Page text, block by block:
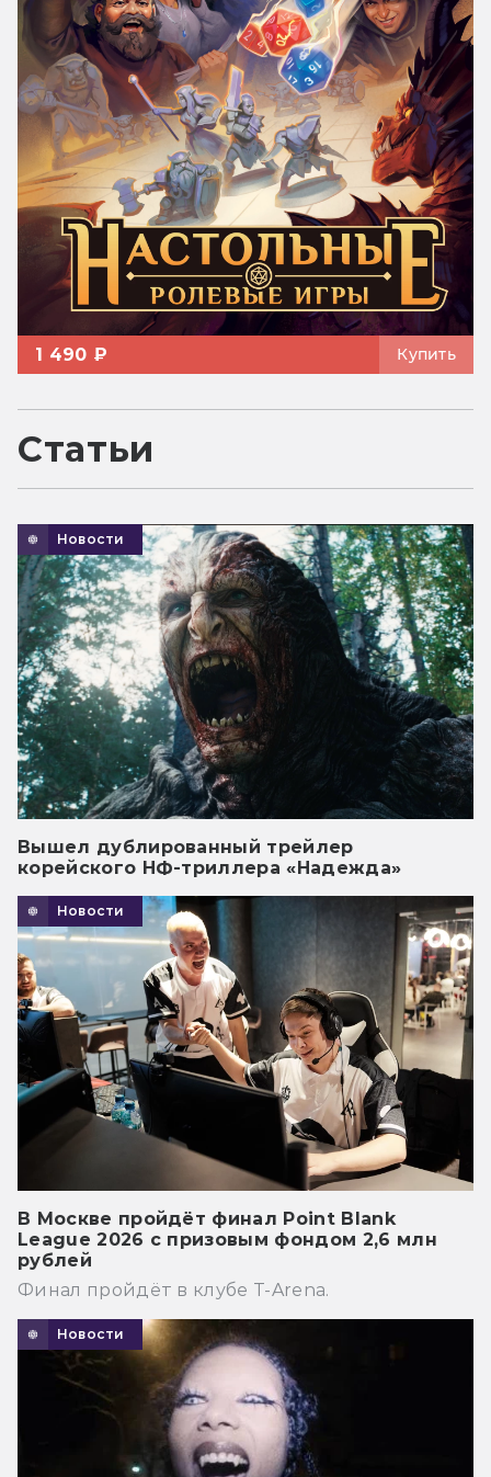
1 490 ₽ Купить
Статьи
Новости
Вышел дублированный трейлер
корейского НФ-триллера «Надежда»
Новости
В Москве пройдёт финал Point Blank
League 2026 с призовым фондом 2,6 млн
рублей
Финал пройдёт в клубе T-Arena.
Новости